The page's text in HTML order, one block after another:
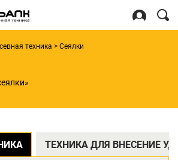
for:
Регистрация
техника > Сеялки
ТЕХНИКА ДЛЯ ВНЕСЕНИЕ